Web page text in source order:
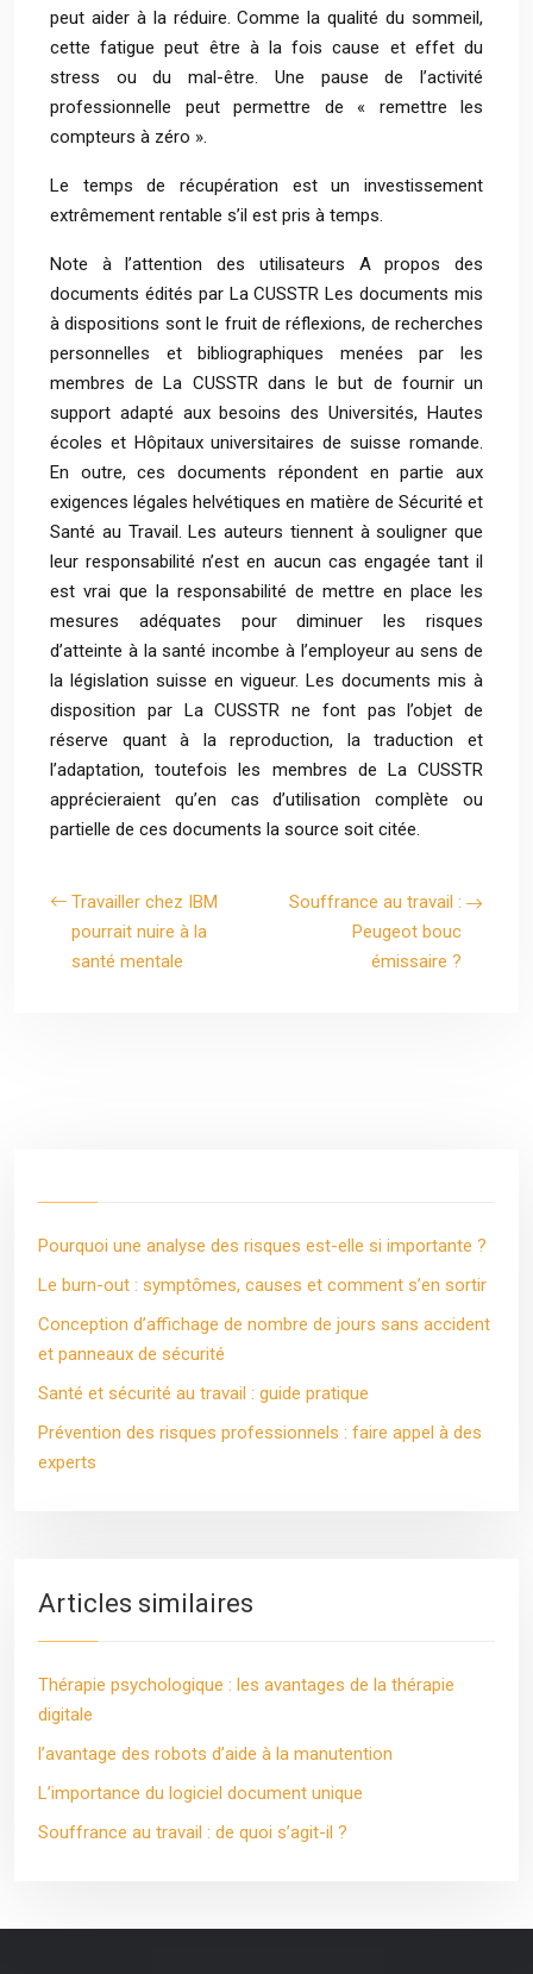
peut aider à la réduire. Comme la qualité du sommeil,
cette fatigue peut être à la fois cause et effet du
stress ou du mal-être. Une pause de l’activité
professionnelle peut permettre de « remettre les
compteurs à zéro ».
Le temps de récupération est un investissement
extrêmement rentable s’il est pris à temps.
Note à l’attention des utilisateurs A propos des
documents édités par La CUSSTR Les documents mis
à dispositions sont le fruit de réflexions, de recherches
personnelles et bibliographiques menées par les
membres de La CUSSTR dans le but de fournir un
support adapté aux besoins des Universités, Hautes
écoles et Hôpitaux universitaires de suisse romande.
En outre, ces documents répondent en partie aux
exigences légales helvétiques en matière de Sécurité et
Santé au Travail. Les auteurs tiennent à souligner que
leur responsabilité n’est en aucun cas engagée tant il
est vrai que la responsabilité de mettre en place les
mesures adéquates pour diminuer les risques
d’atteinte à la santé incombe à l’employeur au sens de
la législation suisse en vigueur. Les documents mis à
disposition par La CUSSTR ne font pas l’objet de
réserve quant à la reproduction, la traduction et
l’adaptation, toutefois les membres de La CUSSTR
apprécieraient qu’en cas d’utilisation complète ou
partielle de ces documents la source soit citée.
Travailler chez IBM
pourrait nuire à la
santé mentale
Souffrance au travail :
Peugeot bouc
émissaire ?
Pourquoi une analyse des risques est-elle si importante ?
Le burn-out : symptômes, causes et comment s’en sortir
Conception d’affichage de nombre de jours sans accident
et panneaux de sécurité
Santé et sécurité au travail : guide pratique
Prévention des risques professionnels : faire appel à des
experts
Articles similaires
Thérapie psychologique : les avantages de la thérapie
digitale
l’avantage des robots d’aide à la manutention
L’importance du logiciel document unique
Souffrance au travail : de quoi s’agit-il ?